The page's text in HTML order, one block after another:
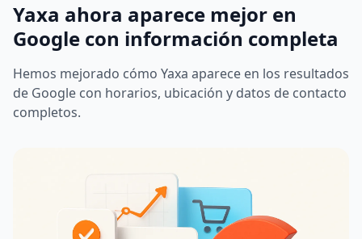
Yaxa ahora aparece mejor en
Google con información completa
Hemos mejorado cómo Yaxa aparece en los resultados
de Google con horarios, ubicación y datos de contacto
completos.